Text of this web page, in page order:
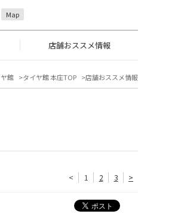
Map
店舗おススメ情報
館 タイヤ館 本庄TOP 店舗おススメ情報
< 1 2 3 >